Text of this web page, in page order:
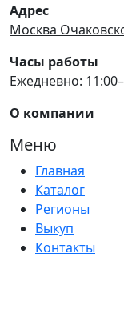
Адрес
Москва
Часы работы
Ежедневно:
О компании
Меню
Главная
Каталог
Регионы
Выкуп
Контакты